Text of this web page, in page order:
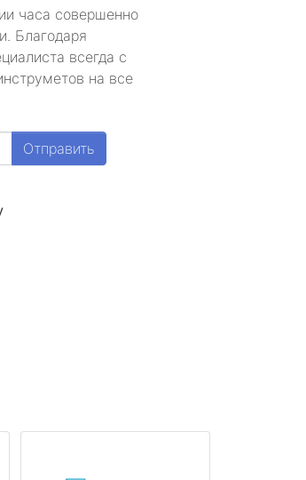
часа совершенно
Благодаря
всегда с
на все
Отправить